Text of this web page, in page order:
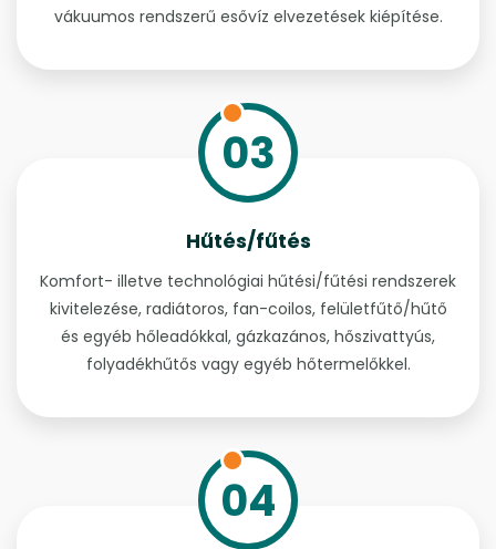
vákuumos rendszerű esővíz elvezetések kiépítése.
03
Hűtés/fűtés
Komfort- illetve technológiai hűtési/fűtési rendszerek
kivitelezése, radiátoros, fan-coilos, felületfűtő/hűtő
és egyéb hőleadókkal, gázkazános, hőszivattyús,
folyadékhűtős vagy egyéb hőtermelőkkel.
04